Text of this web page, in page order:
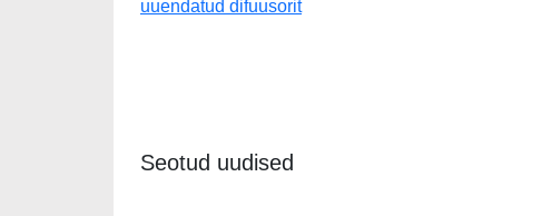
uuendatud difuusorit
Seotud uudised